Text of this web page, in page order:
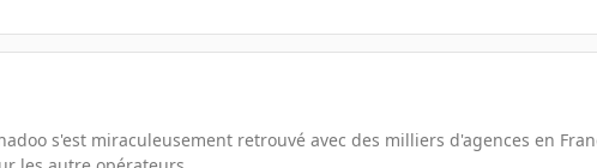
s'est miraculeusement retrouvé avec des milliers d'agences en